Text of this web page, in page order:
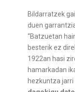
Bildarratzek
duen
“Batzuetan
besterik ez
1922an hasi
hamarkadan
hezkuntza